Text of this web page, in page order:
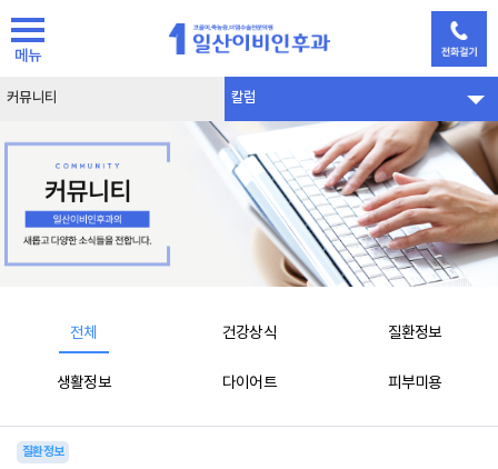
메뉴
커뮤니티 칼럼
전체 건강상식 질환정보
생활정보 다이어트 피부미용
질환정보